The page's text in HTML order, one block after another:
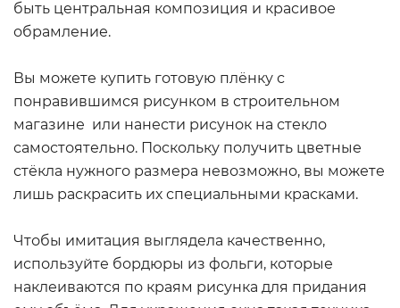
быть центральная композиция и красивое
обрамление.
Вы можете купить готовую плёнку с
понравившимся рисунком в строительном
магазине или нанести рисунок на стекло
самостоятельно. Поскольку получить цветные
стёкла нужного размера невозможно, вы можете
лишь раскрасить их специальными красками.
Чтобы имитация выглядела качественно,
используйте бордюры из фольги, которые
наклеиваются по краям рисунка для придания